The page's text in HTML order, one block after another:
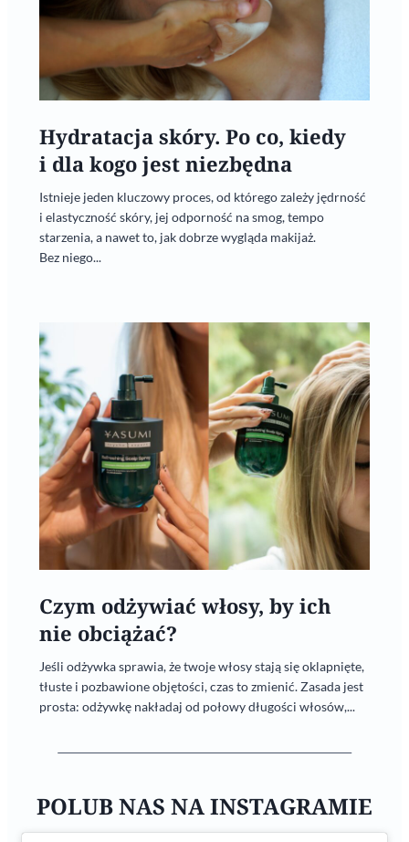
Hydratacja skóry. Po co, kiedy
i dla kogo jest niezbędna
Istnieje jeden kluczowy proces, od którego zależy jędrność
i elastyczność skóry, jej odporność na smog, tempo
starzenia, a nawet to, jak dobrze wygląda makijaż.
Bez niego...
Czym odżywiać włosy, by ich
nie obciążać?
Jeśli odżywka sprawia, że twoje włosy stają się oklapnięte,
tłuste i pozbawione objętości, czas to zmienić. Zasada jest
prosta: odżywkę nakładaj od połowy długości włosów,...
POLUB NAS NA INSTAGRAMIE